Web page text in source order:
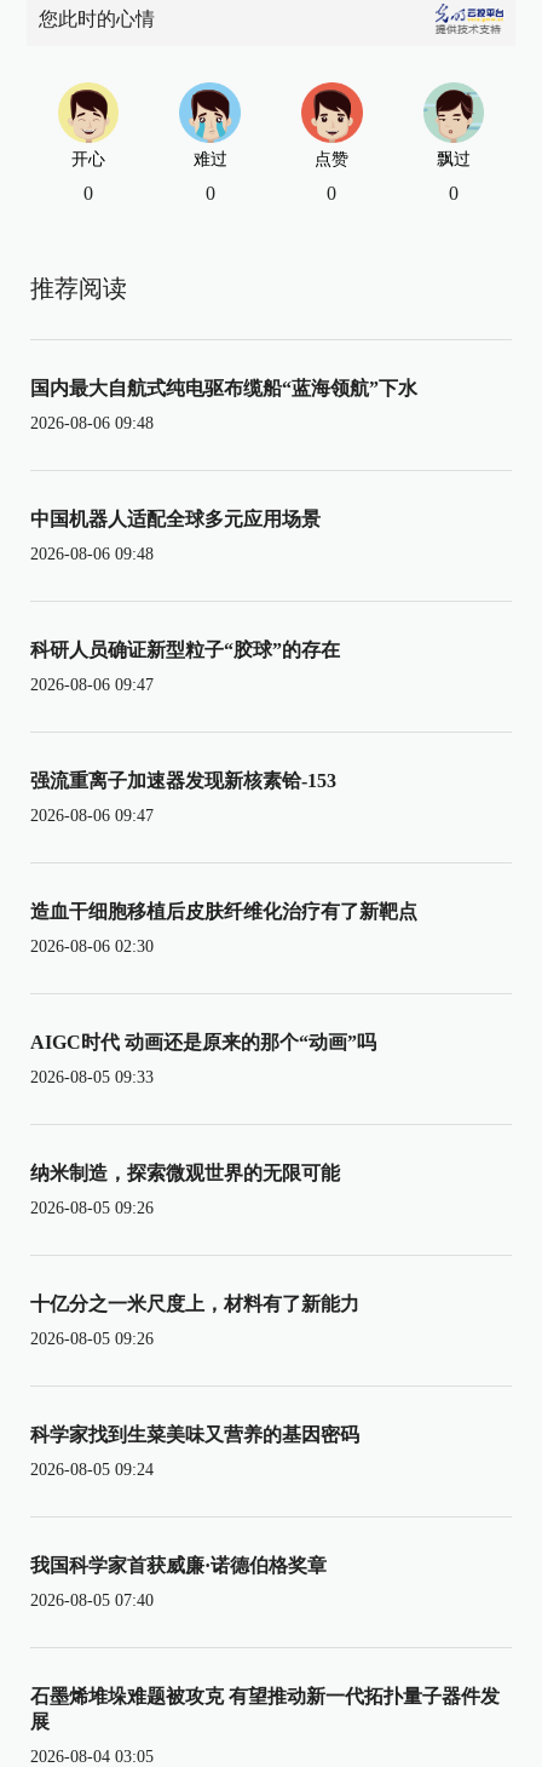
您此时的心情
开心
0
难过
0
点赞
0
飘过
0
推荐阅读
国内最大自航式纯电驱布缆船“蓝海领航”下水
2026-08-06 09:48
中国机器人适配全球多元应用场景
2026-08-06 09:48
科研人员确证新型粒子“胶球”的存在
2026-08-06 09:47
强流重离子加速器发现新核素铪-153
2026-08-06 09:47
造血干细胞移植后皮肤纤维化治疗有了新靶点
2026-08-06 02:30
AIGC时代 动画还是原来的那个“动画”吗
2026-08-05 09:33
纳米制造，探索微观世界的无限可能
2026-08-05 09:26
十亿分之一米尺度上，材料有了新能力
2026-08-05 09:26
科学家找到生菜美味又营养的基因密码
2026-08-05 09:24
我国科学家首获威廉·诺德伯格奖章
2026-08-05 07:40
石墨烯堆垛难题被攻克 有望推动新一代拓扑量子器件发
展
2026-08-04 03:05